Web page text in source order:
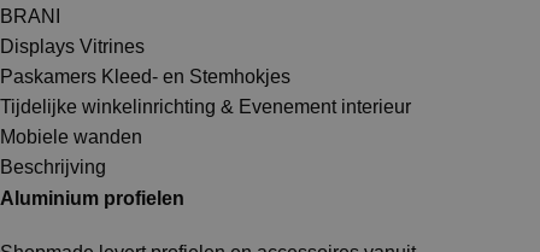
BRANI
Displays Vitrines
Paskamers Kleed- en Stemhokjes
Tijdelijke winkelinrichting & Evenement interieur
Mobiele wanden
Beschrijving
Aluminium profielen